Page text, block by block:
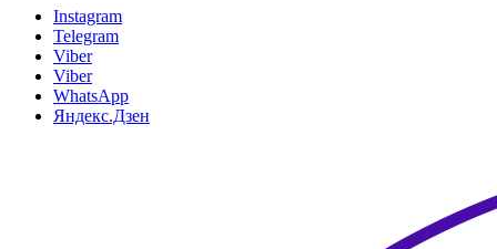
Instagram
Telegram
Viber
Viber
WhatsApp
Яндекс.Дзен